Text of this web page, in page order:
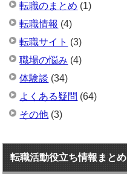
転職のまとめ (1)
転職情報 (4)
転職サイト (3)
職場の悩み (4)
体験談 (34)
よくある疑問 (64)
その他 (3)
転職活動役立ち情報まとめ